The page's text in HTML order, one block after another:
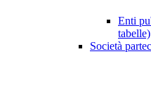
Enti
tabelle)
Società